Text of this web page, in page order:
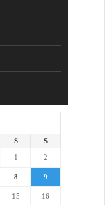
S
S
1
2
8 9
15 16